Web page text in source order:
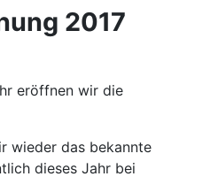
2017
eröffnen wir die
wieder das bekannte
dieses Jahr bei